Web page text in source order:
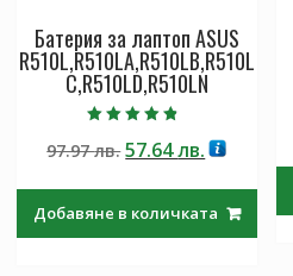
Батерия за лаптоп ASUS
R510L,R510LA,R510LB,R510L
C,R510LD,R510LN
4.50
от 5
97.97лв.Original
97.97 лв..
57.64лв.Текущата
57.64 лв..
Добавяне в количката